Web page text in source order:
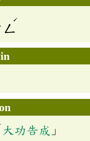
ˊ
大功告成 」